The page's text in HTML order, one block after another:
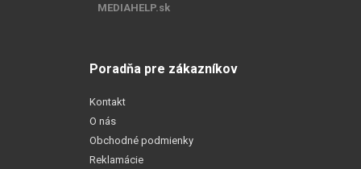
MEDIAHELP.sk
Poradňa pre zákazníkov
Kontakt
O nás
Obchodné podmienky
Reklamácie